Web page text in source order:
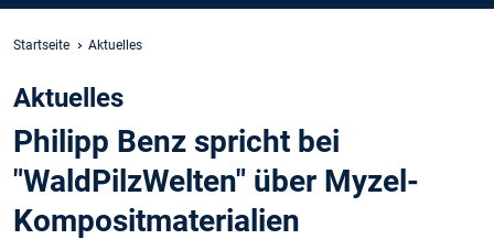
Startseite Aktuelles
Aktuelles
Philipp Benz spricht bei
"WaldPilzWelten" über Myzel-
Kompositmaterialien